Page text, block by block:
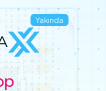
Yakında